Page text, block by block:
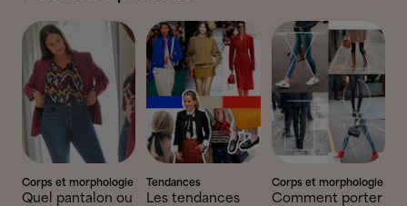
Corps et morphologie
Quel pantalon ou
Tendances
Les tendances
Corps et morphologie
Comment porter